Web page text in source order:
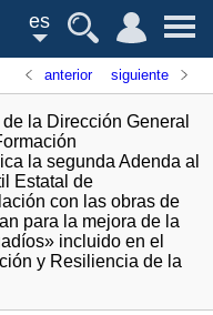
es
anterior siguiente
la Dirección General
la segunda Adenda al
Estatal de
con las obras de
para la mejora de la
incluido en el
y Resiliencia de la